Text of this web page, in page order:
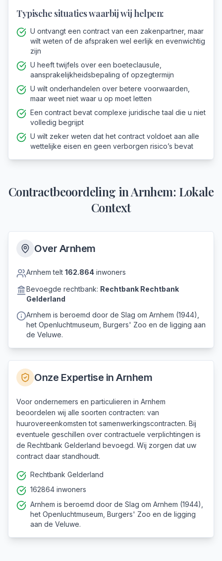
Typische situaties waarbij wij helpen:
U ontvangt een contract van een zakenpartner, maar
wilt weten of de afspraken wel eerlijk en evenwichtig
zijn
U heeft twijfels over een boeteclausule,
aansprakelijkheidsbepaling of opzegtermijn
U wilt onderhandelen over betere voorwaarden,
maar weet niet waar u op moet letten
Een contract bevat complexe juridische taal die u niet
volledig begrijpt
U wilt zeker weten dat het contract voldoet aan alle
wettelijke eisen en geen verborgen risico’s bevat
Contractbeoordeling inArnhem: Lokale
Context
Over Arnhem
Arnhem telt 162.864 inwoners
Bevoegde rechtbank: Rechtbank Rechtbank
Gelderland
Arnhem is beroemd door de Slag om Arnhem (1944),
het Openluchtmuseum, Burgers' Zoo en de ligging aan
de Veluwe.
Onze Expertise in Arnhem
Voor ondernemers en particulieren in Arnhem
beoordelen wij alle soorten contracten: van
huurovereenkomsten tot samenwerkingscontracten. Bij
eventuele geschillen over contractuele verplichtingen is
de Rechtbank Gelderland bevoegd. Wij zorgen dat uw
contract daar standhoudt.
Rechtbank Gelderland
162864 inwoners
Arnhem is beroemd door de Slag om Arnhem (1944),
het Openluchtmuseum, Burgers' Zoo en de ligging
aan de Veluwe.